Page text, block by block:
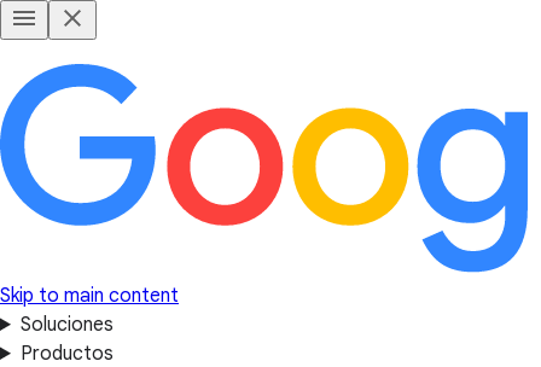
Skip to main content
Soluciones
Productos